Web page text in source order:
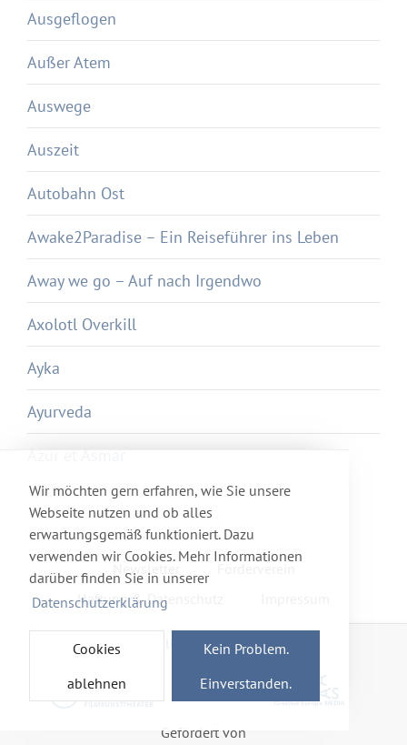
Wir möchten gern erfahren, wie Sie unsere
Webseite nutzen und ob alles
erwartungsgemäß funktioniert. Dazu
verwenden wir Cookies. Mehr Informationen
darüber finden Sie in unserer
Datenschutzerklärung
Cookies
ablehnen
Kein Problem.
Einverstanden.
Ausgeflogen
Außer Atem
Auswege
Auszeit
Autobahn Ost
Awake2Paradise – Ein Reiseführer ins Leben
Away we go – Auf nach Irgendwo
Axolotl Overkill
Ayka
Ayurveda
Azur et Asmar
Newsletter
Haftung & Datenschutz
Mitglied im Netzwerk
Gefördert von